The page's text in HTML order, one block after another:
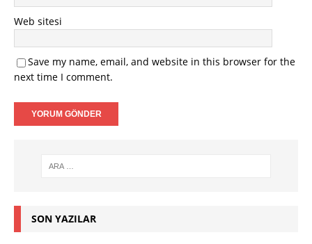
Web sitesi
Save my name, email, and website in this browser for the
next time I comment.
SON YAZILAR